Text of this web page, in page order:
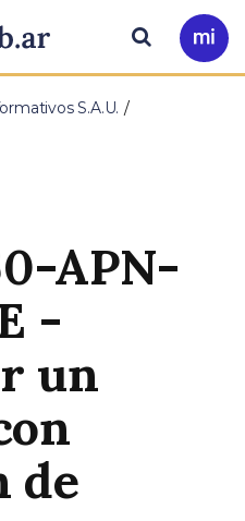
Ir
a
Buscar
S.A.U.
APN-
-
un
de